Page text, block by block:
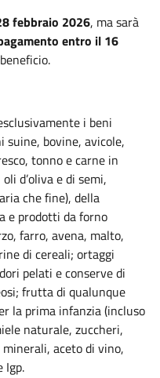
febbraio 2026, ma sarà
entro il 16
i beni
suine, bovine, avicole,
tonno e carne in
d’oliva e di semi,
che fine), della
e prodotti da forno
farro, avena, malto,
di cereali; ortaggi
pelati e conserve di
frutta di qualunque
la prima infanzia (incluso
naturale, zuccheri,
aceto di vino,
Igp.